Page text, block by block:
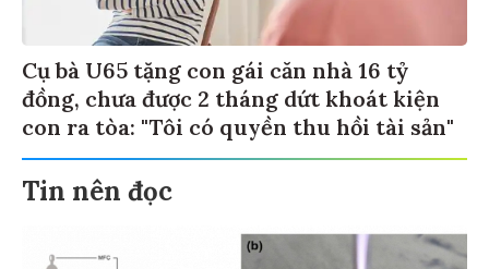
Cụ bà U65 tặng con gái căn nhà 16 tỷ
đồng, chưa được 2 tháng dứt khoát kiện
con ra tòa: "Tôi có quyền thu hồi tài sản"
Tin nên đọc